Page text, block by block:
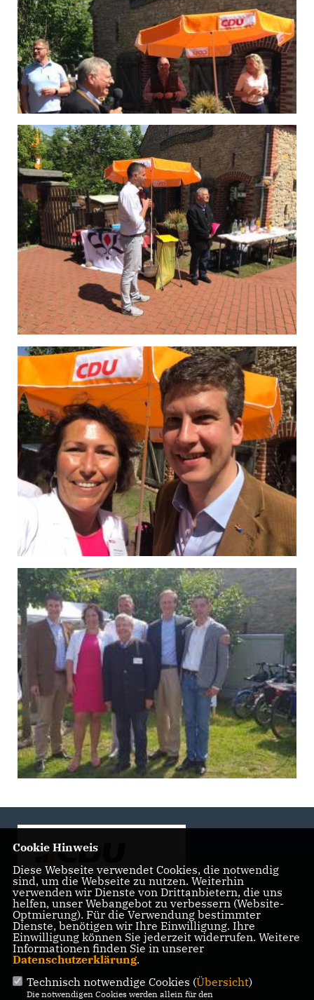
Landtagsabgeordnete der CDU Fraktion im Landtag
Brandenburg
IMPRESSUM DATENSCHUTZ KONTAKT
Cookie Hinweis
Diese Webseite verwendet Cookies, die notwendig
sind, um die Webseite zu nutzen. Weiterhin
verwenden wir Dienste von Drittanbietern, die uns
helfen, unser Webangebot zu verbessern (Website-
Optmierung). Für die Verwendung bestimmter
Dienste, benötigen wir Ihre Einwilligung. Ihre
Einwilligung können Sie jederzeit widerrufen. Weitere
Informationen finden Sie in unserer
Datenschutzerklärung.
Technisch notwendige Cookies (Übersicht)
Die notwendigen Cookies werden allein für den